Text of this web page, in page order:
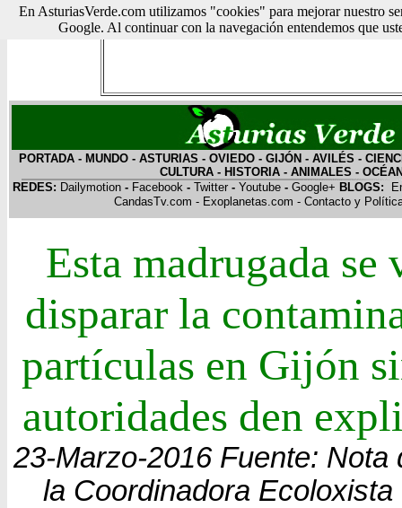
PORTADA - MUNDO - ASTURIAS - OVIEDO - GIJÓN - AVILÉS -
CULTURA- HISTORIA- ANIMALES -
REDES: Dailymotion- Facebook- Twitter- Youtube- Google+ BLOGS:
CandasTv.com - Exoplanetas.com - Contacto y
Esta madrugada se
disparar la
partículas en Gijón
autoridades den
23-Marzo-2016 Fuente: Nota
la Coordinadora
En AsturiasVerde.com utilizamos "cookies" para mejorar nuestro
Google. Al continuar con la navegación entendemos que